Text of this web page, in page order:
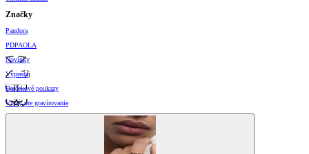
Značky
Pandora
PDPAOLA
Novinky
Výpredaj
Darčekové poukazy
Vzory pre gravírovanie